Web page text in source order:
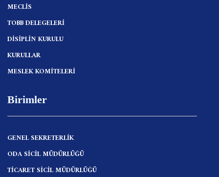
MECLİS
TOBB DELEGELERİ
DİSİPLİN KURULU
KURULLAR
MESLEK KOMİTELERİ
Birimler
GENEL SEKRETERLİK
ODA SİCİL MÜDÜRLÜĞÜ
TİCARET SİCİL MÜDÜRLÜĞÜ